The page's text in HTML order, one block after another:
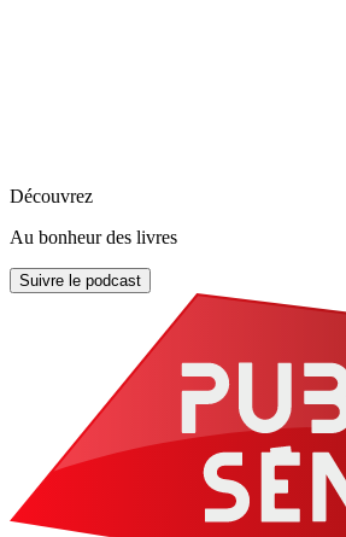
Découvrez
Au bonheur des livres
Suivre le podcast